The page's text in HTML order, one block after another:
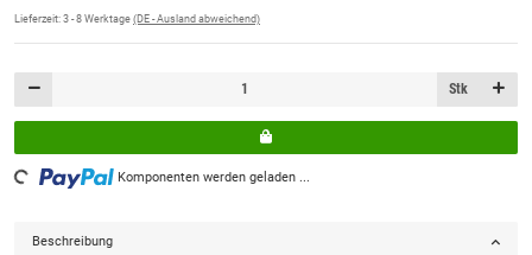
Lieferzeit: 3 - 8 Werktage (DE - Ausland abweichend)
Stk
Loading... Komponenten werden geladen ...
Beschreibung